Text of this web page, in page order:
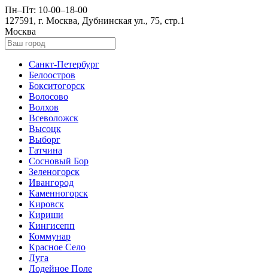
Пн–Пт: 10-00–18-00
127591, г. Москва, Дубнинская ул., 75, стр.1
Москва
Санкт-Петербург
Белоостров
Бокситогорск
Волосово
Волхов
Всеволожск
Высоцк
Выборг
Гатчина
Сосновый Бор
Зеленогорск
Ивангород
Каменногорск
Кировск
Кириши
Кингисепп
Коммунар
Красное Село
Луга
Лодейное Поле